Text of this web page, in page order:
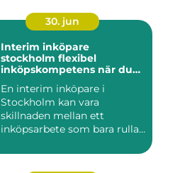
30. jun
Interim inköpare
stockholm flexibel
inköpskompetens när du
En interim inköpare i
Stockholm kan vara
skillnaden mellan ett
inköpsarbete som bara rullar